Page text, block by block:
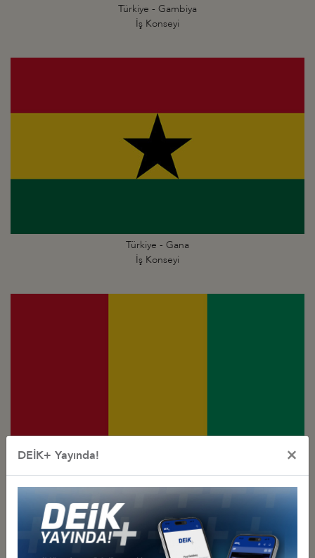
Türkiye - Gambiya
İş Konseyi
Türkiye - Gana
İş Konseyi
İş Konseyi
DEİK+ Yayında! ×